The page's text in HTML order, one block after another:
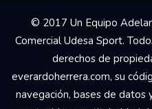
© 2017 Un Equipo
Comercial Udesa Sport.
derechos de
everardoherrera.com, su
navegación, bases de